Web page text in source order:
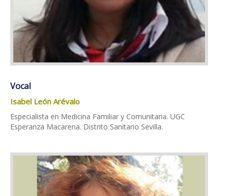
Vocal
Isabel León Arévalo
Especialista en Medicina Familiar y Comunitaria. UGC
Esperanza Macarena. Distrito Sanitario Sevilla.